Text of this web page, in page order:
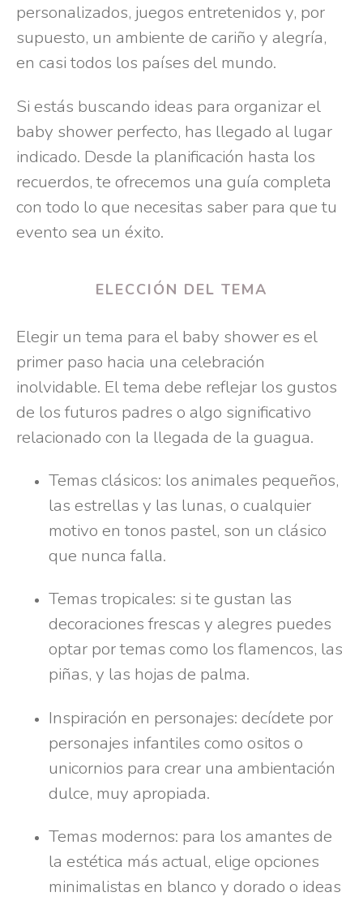
personalizados, juegos entretenidos y, por
supuesto, un ambiente de cariño y alegría,
en casi todos los países del mundo.
Si estás buscando ideas para organizar el
baby shower perfecto, has llegado al lugar
indicado. Desde la planificación hasta los
recuerdos, te ofrecemos una guía completa
con todo lo que necesitas saber para que tu
evento sea un éxito.
ELECCIÓN DEL TEMA
Elegir un tema para el baby shower es el
primer paso hacia una celebración
inolvidable. El tema debe reflejar los gustos
de los futuros padres o algo significativo
relacionado con la llegada de la guagua.
Temas clásicos: los animales pequeños,
las estrellas y las lunas, o cualquier
motivo en tonos pastel, son un clásico
que nunca falla.
Temas tropicales: si te gustan las
decoraciones frescas y alegres puedes
optar por temas como los flamencos, las
piñas, y las hojas de palma.
Inspiración en personajes: decídete por
personajes infantiles como ositos o
unicornios para crear una ambientación
dulce, muy apropiada.
Temas modernos: para los amantes de
la estética más actual, elige opciones
minimalistas en blanco y dorado o ideas